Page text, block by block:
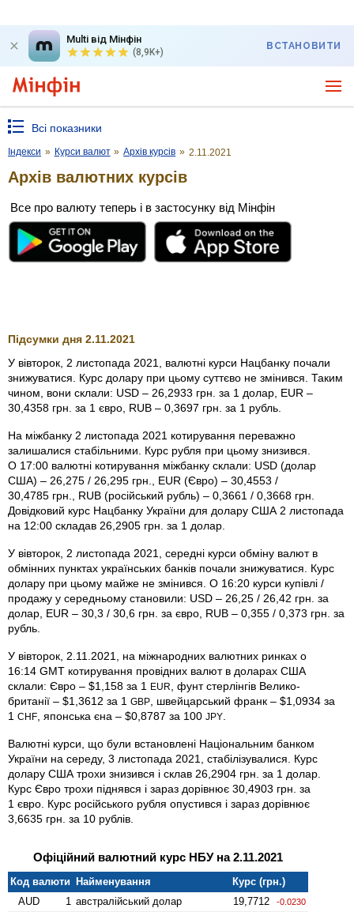
Multi від Мінфін
(8,9K+)
ВСТАНОВИТИ
Всі показники
Індекси » Курси валют » Архів курсів » 2.11.2021
Архів валютних курсів
Все про валюту теперь і в застосунку від Мінфін
Підсумки дня 2.11.2021
У вівторок, 2 листопада 2021, валютні курси Нацбанку почали
знижуватися. Курс долару при цьому суттєво не змінився. Таким
чином, вони склали: USD – 26,2933 грн. за 1 долар, EUR –
30,4358 грн. за 1 євро, RUB – 0,3697 грн. за 1 рубль.
На міжбанку 2 листопада 2021 котирування переважно
залишалися стабільними. Курс рубля при цьому знизився.
О 17:00 валютні котирування міжбанку склали: USD (долар
США) – 26,275 / 26,295 грн., EUR (Євро) – 30,4553 /
30,4785 грн., RUB (російський рубль) – 0,3661 / 0,3668 грн.
Довідковий курс Нацбанку України для долару США 2 листопада
на 12:00 складав 26,2905 грн. за 1 долар.
У вівторок, 2 листопада 2021, середні курси обміну валют в
обмінних пунктах українських банків почали знижуватися. Курс
долару при цьому майже не змінився. О 16:20 курси купівлі /
продажу у середньому становили: USD – 26,25 / 26,42 грн. за
долар, EUR – 30,3 / 30,6 грн. за євро, RUB – 0,355 / 0,373 грн. за
рубль.
У вівторок, 2.11.2021, на міжнародних валютних ринках о
16:14 GMT котирування провідних валют в доларах США
склали: Євро – $1,158 за 1 EUR
, фунт стерлінгів Велико­
британії – $1,3612 за 1 GBP , швейцарський франк – $1,0934 за
1 CHF , японська єна – $0,8787 за 100 JPY
Валютні курси, що були встановлені Національним банком
України на середу, 3 листопада 2021, стабілізувалися. Курс
долару США трохи знизився і склав 26,2904 грн. за 1 долар.
Курс Євро трохи піднявся і зараз дорівнює 30,4903 грн. за
1 євро. Курс російського рубля опустився і зараз дорівнює
3,6635 грн. за 10 рублів.
Офіційний валютний курс НБУ на 2.11.2021
Код валюти Найменування
Курс (грн.)
AUD
1 австралійський долар 19,7712 -0.0230